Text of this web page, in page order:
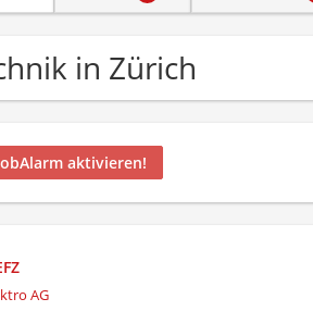
in Zürich
aktivieren!
AG